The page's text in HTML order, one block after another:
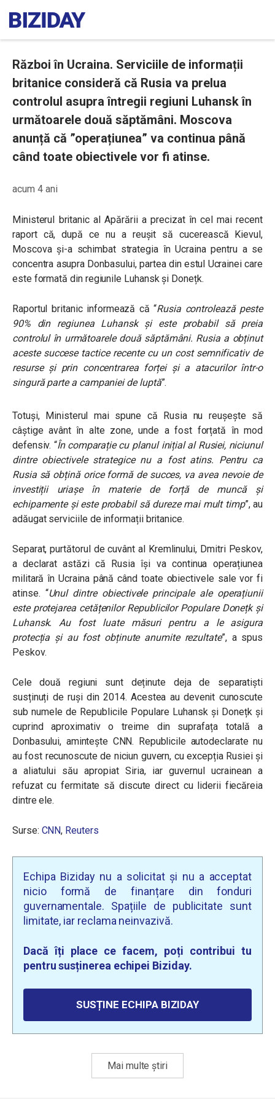
Război în Ucraina. Serviciile de informații
britanice consideră că Rusia va prelua
controlul asupra întregii regiuni Luhansk în
următoarele două săptămâni. Moscova
anunță că ”operațiunea” va continua până
când toate obiectivele vor fi atinse.
acum 4 ani
Ministerul britanic al Apărării a precizat în cel mai recent
raport că, după ce nu a reușit să cucerească Kievul,
Moscova și-a schimbat strategia în Ucraina pentru a se
concentra asupra Donbasului, partea din estul Ucrainei care
este formată din regiunile Luhansk și Donețk.
Raportul britanic informează că “Rusia controlează peste
90% din regiunea Luhansk și este probabil să preia
controlul în următoarele două săptămâni. Rusia a obținut
aceste succese tactice recente cu un cost semnificativ de
resurse și prin concentrarea forței și a atacurilor într-o
singură parte a campaniei de luptă”.
Totuși, Ministerul mai spune că Rusia nu reușește să
câștige avânt în alte zone, unde a fost forțată în mod
defensiv. “În comparație cu planul inițial al Rusiei, niciunul
dintre obiectivele strategice nu a fost atins. Pentru ca
Rusia să obțină orice formă de succes, va avea nevoie de
investiții uriașe în materie de forță de muncă și
echipamente și este probabil să dureze mai mult timp”, au
adăugat serviciile de informații britanice.
Separat,purtătorul de cuvânt al Kremlinului, Dmitri Peskov,
a declarat astăzi că Rusia își va continua operațiunea
militară în Ucraina până când toate obiectivele sale vor fi
atinse. “Unul dintre obiectivele principale ale operațiunii
este protejarea cetățenilor Republicilor Populare Donețk și
Luhansk. Au fost luate măsuri pentru a le asigura
protecția și au fost obținute anumite rezultate”, a spus
Peskov.
Cele două regiuni sunt deținute deja de separatiști
susținuți de ruși din 2014. Acestea au devenit cunoscute
sub numele de Republicile Populare Luhansk și Donețk și
cuprind aproximativ o treime din suprafața totală a
Donbasului, amintește CNN. Republicile autodeclarate nu
au fost recunoscute de niciun guvern, cu excepția Rusiei și
a aliatului său apropiat Siria, iar guvernul ucrainean a
refuzat cu fermitate să discute direct cu liderii fiecăreia
dintre ele.
Surse: CNN, Reuters
Echipa Biziday nu a solicitat și nu a acceptat
nicio formă de finanțare din fonduri
guvernamentale. Spațiile de publicitate sunt
limitate, iar reclama neinvazivă.
Dacă îți place ce facem, poți contribui tu
pentru susținerea echipei Biziday.
SUSȚINE ECHIPA BIZIDAY
Mai multe știri